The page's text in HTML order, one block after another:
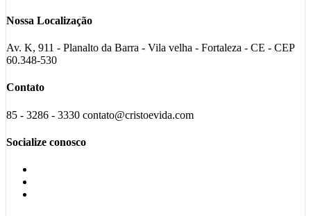
Nossa Localização
Av. K, 911 - Planalto da Barra - Vila velha - Fortaleza - CE - CEP
60.348-530
Contato
85 - 3286 - 3330 contato@cristoevida.com
Socialize conosco